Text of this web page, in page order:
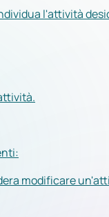
l'attività
modificare